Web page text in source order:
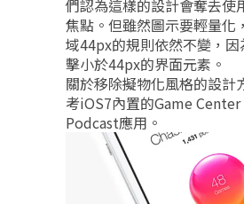
們認為這樣的設計會奪去使
焦點。但雖然圖示要輕量化
域44px的規則依然不變，
擊小於44px的界面元素。
關於移除擬物化風格的設計
考iOS7內置的Game
Podcast應用。